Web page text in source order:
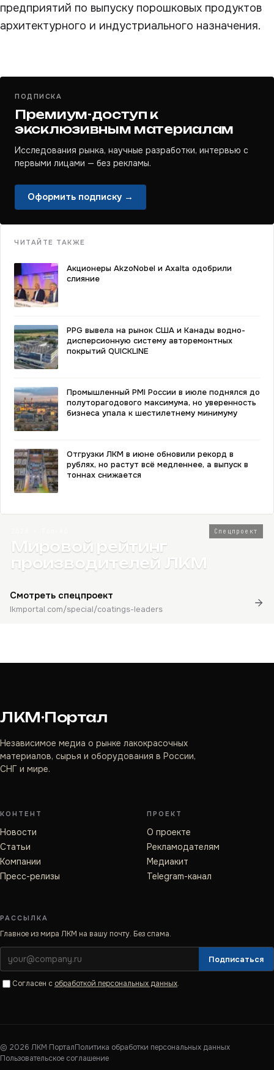
предприятий по выпуску порошковых продуктов
архитектурного и индустриального назначения.
ПОДПИСКА
Премиум-доступ к
эксклюзивным материалам
Исследования рынка, научные разработки, интервью с
первыми лицами — без рекламы.
Оформить подписку →
ЧИТАЙТЕ ТАКЖЕ
Акционеры AkzoNobel и Axalta одобрили
слияние
PPG вывела на рынок США и Канады водно-
дисперсионную систему авторемонтных
покрытий QUICKLINE
Промышленный PMI России в июле поднялся до
полуторагодового максимума, но уверенность
бизнеса упала к шестилетнему минимуму
Отгрузки ЛКМ в июне обновили рекорд в
рублях, но растут всё медленнее, а выпуск в
тоннах снижается
Спецпроект
Мировой рейтинг
производителей ЛКМ
Смотреть спецпроект
lkmportal.com/special/coatings-leaders
ЛКМ·Портал
Независимое медиа о рынке лакокрасочных
материалов, сырья и оборудования в России,
СНГ и мире.
КОНТЕНТ
Новости
Статьи
Компании
Пресс-релизы
ПРОЕКТ
О проекте
Рекламодателям
Медиакит
Telegram-канал
РАССЫЛКА
Главное из мира ЛКМ на вашу почту. Без спама.
Подписаться
Согласен с обработкой персональных данных.
© 2026 ЛКМ·ПорталПолитика обработки персональных данных
Пользовательское соглашение